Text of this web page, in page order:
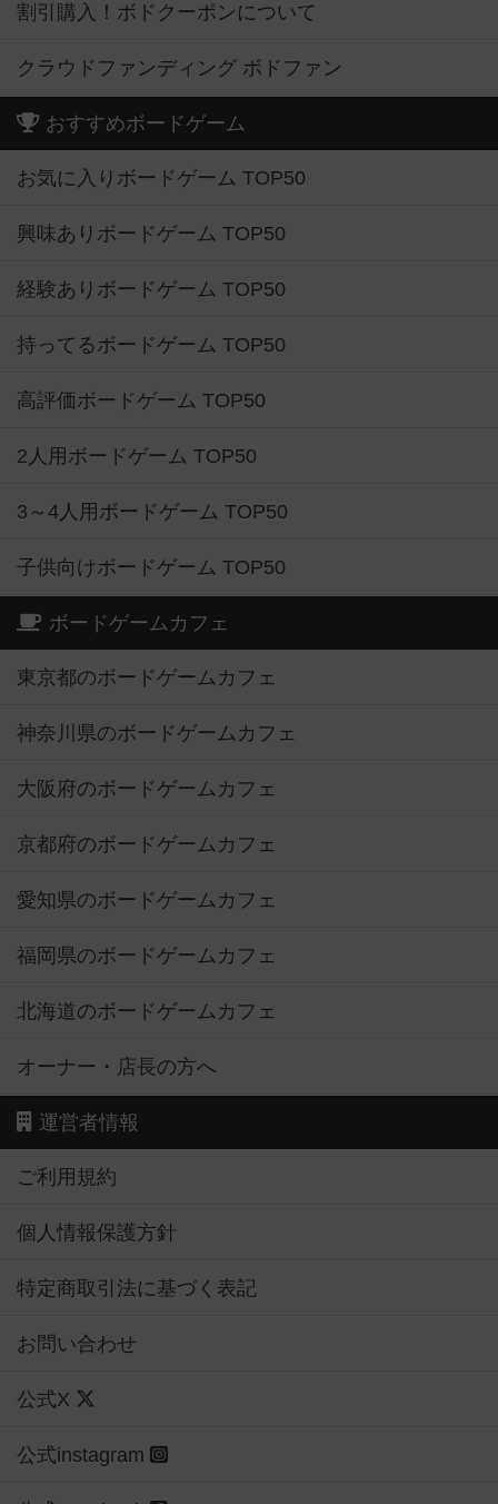
割引購入！ボドクーポンについて
クラウドファンディング ボドファン
おすすめボードゲーム
お気に入りボードゲーム TOP50
興味ありボードゲーム TOP50
経験ありボードゲーム TOP50
持ってるボードゲーム TOP50
高評価ボードゲーム TOP50
2人用ボードゲーム TOP50
3～4人用ボードゲーム TOP50
子供向けボードゲーム TOP50
ボードゲームカフェ
東京都のボードゲームカフェ
神奈川県のボードゲームカフェ
大阪府のボードゲームカフェ
京都府のボードゲームカフェ
愛知県のボードゲームカフェ
福岡県のボードゲームカフェ
北海道のボードゲームカフェ
オーナー・店長の方へ
運営者情報
ご利用規約
個人情報保護方針
特定商取引法に基づく表記
お問い合わせ
公式X
公式instagram